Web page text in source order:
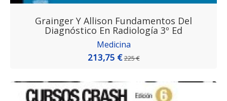
Grainger Y Allison Fundamentos Del
Diagnóstico En Radiología 3º Ed
Medicina
213,75 €225 €